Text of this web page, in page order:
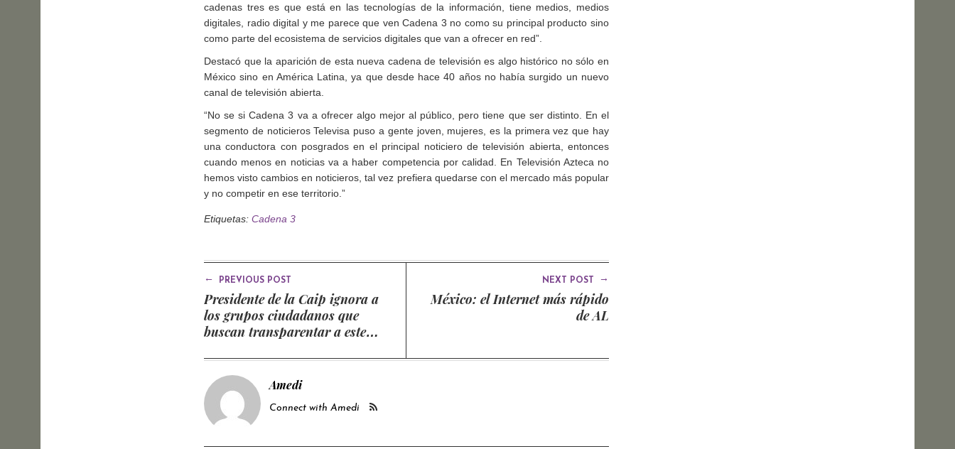
cadenas tres es que está en las tecnologías de la información, tiene medios, medios
digitales, radio digital y me parece que ven Cadena 3 no como su principal producto sino
como parte del ecosistema de servicios digitales que van a ofrecer en red”.
Destacó que la aparición de esta nueva cadena de televisión es algo histórico no sólo en
México sino en América Latina, ya que desde hace 40 años no había surgido un nuevo
canal de televisión abierta.
“No se si Cadena 3 va a ofrecer algo mejor al público, pero tiene que ser distinto. En el
segmento de noticieros Televisa puso a gente joven, mujeres, es la primera vez que hay
una conductora con posgrados en el principal noticiero de televisión abierta, entonces
cuando menos en noticias va a haber competencia por calidad. En Televisión Azteca no
hemos visto cambios en noticieros, tal vez prefiera quedarse con el mercado más popular
y no competir en ese territorio.”
Etiquetas: Cadena 3
← PREVIOUS POST
Presidente de la Caip ignora a
los grupos ciudadanos que
buscan transparentar a este
NEXT POST →
México: el Internet más rápido
de AL
Amedi
Connect with Amedi